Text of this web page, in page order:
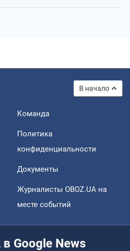
В начало
Команда
Политика
конфиденциальности
Документы
Журналисты OBOZ.UA на
месте событий
в Google News